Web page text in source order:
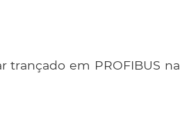
trançado em PROFIBUS